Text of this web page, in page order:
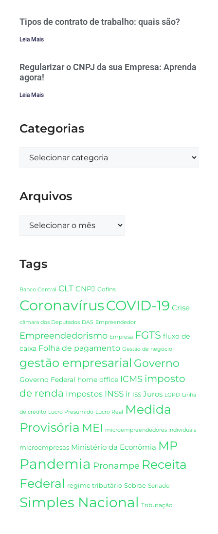
Tipos de contrato de trabalho: quais são?
Leia Mais
Regularizar o CNPJ da sua Empresa: Aprenda
agora!
Leia Mais
Categorias
Arquivos
Tags
Banco Central CLT CNPJ Cofins
CoronavírusCOVID-19 Crise
câmara dos Deputados DAS Empreendedor
Empreendedorismo Empresa FGTS fluxo de
caixa Folha de pagamento Gestão de negócio
gestão empresarial Governo
Governo Federal home office ICMS imposto
de renda Impostos INSS ir ISS Juros LGPD Linha
de crédito Lucro Presumido Lucro Real Medida
Provisória MEI microempreendedores individuais
microempresas Ministério da Econômia MP
Pandemia Pronampe Receita
Federal regime tributário Sebrae Senado
Simples Nacional Tributação